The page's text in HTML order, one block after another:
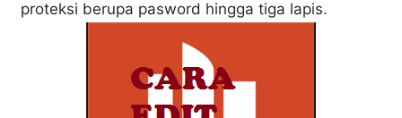
proteksi berupa pasword hingga tiga lapis.